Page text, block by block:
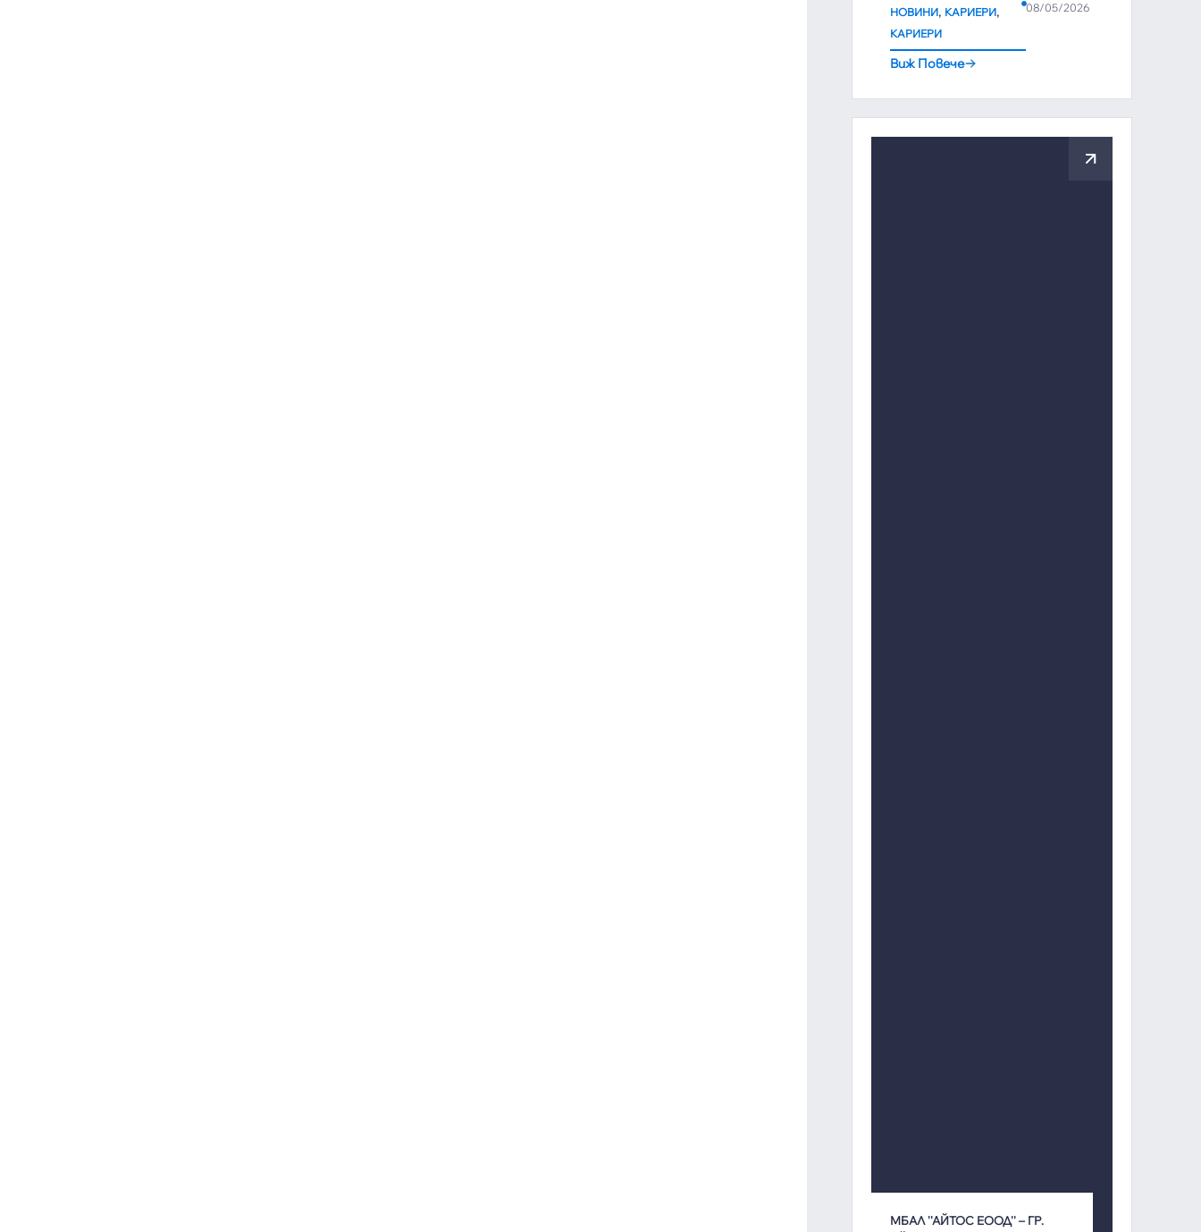
08/05/2026
НОВИНИ, КАРИЕРИ,
КАРИЕРИ
Виж Повече
МБАЛ ''АЙТОС ЕООД'' – ГР.